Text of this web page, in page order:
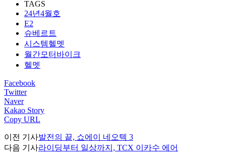
TAGS
24년4월호
E2
슈베르트
시스템헬멧
월간모터바이크
헬멧
Facebook
Twitter
Naver
Kakao Story
Copy URL
이전 기사발전의 끝, 쇼에이 네오텍 3
다음 기사라이딩부터 일상까지, TCX 이카수 에어